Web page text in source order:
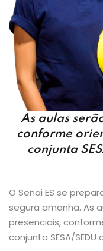
As aulas
conforme
conjunta
O Senai ES se
segura amanhã. As
presenciais,
conjunta SESA/